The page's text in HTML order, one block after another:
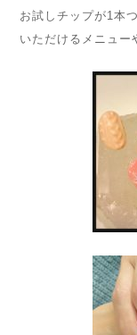
お試しチップが1本
いただけるメニュ